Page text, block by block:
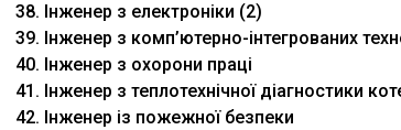
38. Інженер з електроніки (2)
39. Інженер з комп’ютерно-інтегрованих
40. Інженер з охорони праці
41. Інженер з теплотехнічної діагностики
42. Інженер із пожежної безпеки